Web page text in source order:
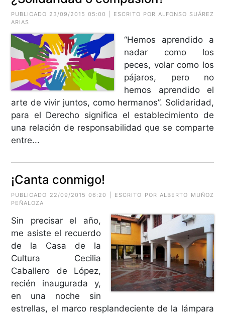
PUBLICADO 23/09/2015 05:00 | ESCRITO POR ALFONSO SUÁREZ
ARIAS
“Hemos aprendido a
nadar como los
peces, volar como los
pájaros, pero no
hemos aprendido el
arte de vivir juntos, como hermanos”. Solidaridad,
para el Derecho significa el establecimiento de
una relación de responsabilidad que se comparte
entre...
¡Canta conmigo!
PUBLICADO 22/09/2015 06:20 | ESCRITO POR ALBERTO MUÑOZ
PEÑALOZA
Sin precisar el año,
me asiste el recuerdo
de la Casa de la
Cultura Cecilia
Caballero de López,
recién inaugurada y,
en una noche sin
estrellas, el marco resplandeciente de la lámpara